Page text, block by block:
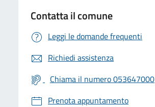
Contatta il comune
Leggi le domande frequenti
Richiedi assistenza
Chiama il numero 053647000
Prenota appuntamento